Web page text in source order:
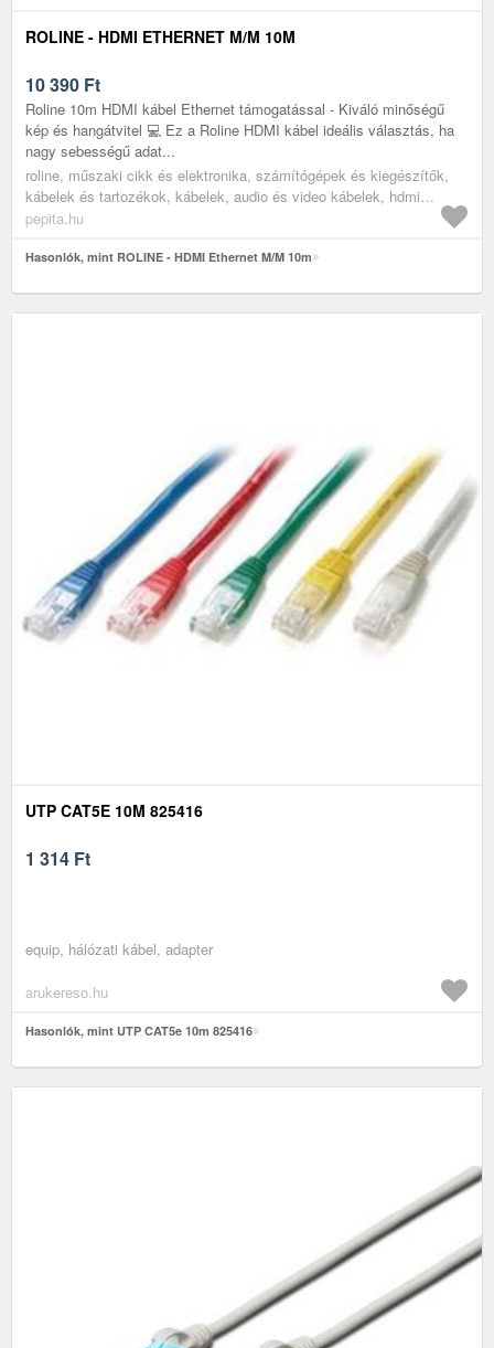
ROLINE - HDMI ETHERNET M/M 10M
10 390 Ft
Roline 10m HDMI kábel Ethernet támogatással - Kiváló minőségű
kép és hangátvitel 💻 Ez a Roline HDMI kábel ideális választás, ha
nagy sebességű adat...
roline, műszaki cikk és elektronika, számítógépek és kiegészítők,
kábelek és tartozékok, kábelek, audio és video kábelek, hdmi
kábelek
pepita.hu
Hasonlók, mint ROLINE - HDMI Ethernet M/M 10m
UTP CAT5E 10M 825416
1 314 Ft
equip, hálózati kábel, adapter
arukereso.hu
Hasonlók, mint UTP CAT5e 10m 825416